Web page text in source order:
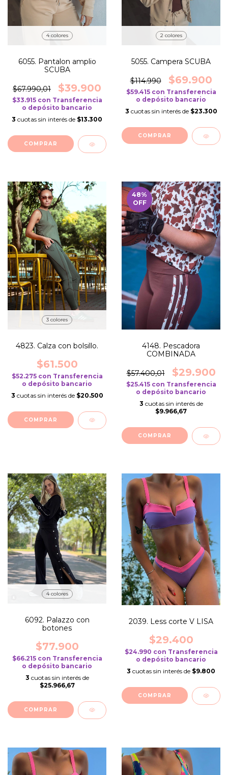
4 colores
6055. Pantalon amplio
SCUBA
$67.990,01 $39.900
$33.915 con Transferencia
o depósito bancario
3 cuotas sin interés de $13.300
COMPRAR
2 colores
5055. Campera SCUBA
$114.990 $69.900
$59.415 con Transferencia
o depósito bancario
3 cuotas sin interés de $23.300
COMPRAR
3 colores
4823. Calza con bolsillo.
$61.500
$52.275 con Transferencia
o depósito bancario
3 cuotas sin interés de $20.500
COMPRAR
48%
OFF
4148. Pescadora
COMBINADA
$57.400,01 $29.900
$25.415 con Transferencia
o depósito bancario
3 cuotas sin interés de
$9.966,67
COMPRAR
4 colores
6092. Palazzo con
botones
$77.900
$66.215 con Transferencia
o depósito bancario
3 cuotas sin interés de
$25.966,67
COMPRAR
2039. Less corte V LISA
$29.400
$24.990 con Transferencia
o depósito bancario
3 cuotas sin interés de $9.800
COMPRAR